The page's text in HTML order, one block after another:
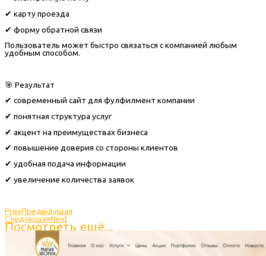
✔ карту проезда
✔ форму обратной связи
Пользователь может быстро связаться с компанией любым
удобным способом.
🎯 Результат
✔ современный сайт для фулфилмент компании
✔ понятная структура услуг
✔ акцент на преимуществах бизнеса
✔ повышение доверия со стороны клиентов
✔ удобная подача информации
✔ увеличение количества заявок
PrevПредыдущая
СледующаяNext
Посмотреть ещё...